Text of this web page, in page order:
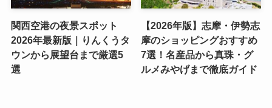
関西空港の夜景スポット
2026年最新版｜りんくうタ
ウンから展望台まで厳選5
選
【2026年版】志摩・伊勢志
摩のショッピングおすすめ
7選！名産品から真珠・グ
ルメみやげまで徹底ガイド